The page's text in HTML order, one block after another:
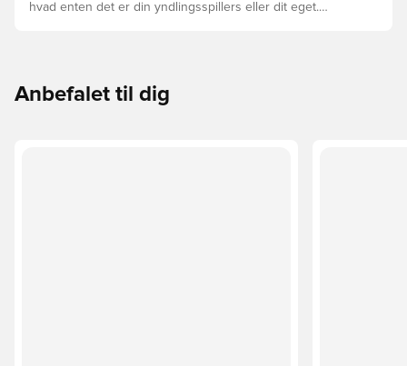
hvad enten det er din yndlingsspillers eller dit eget.
Anbefalet til dig